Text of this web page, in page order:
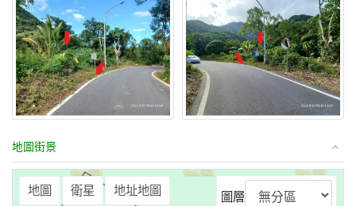
地圖街景
⤢
地圖 衛星 地址地圖
圖層